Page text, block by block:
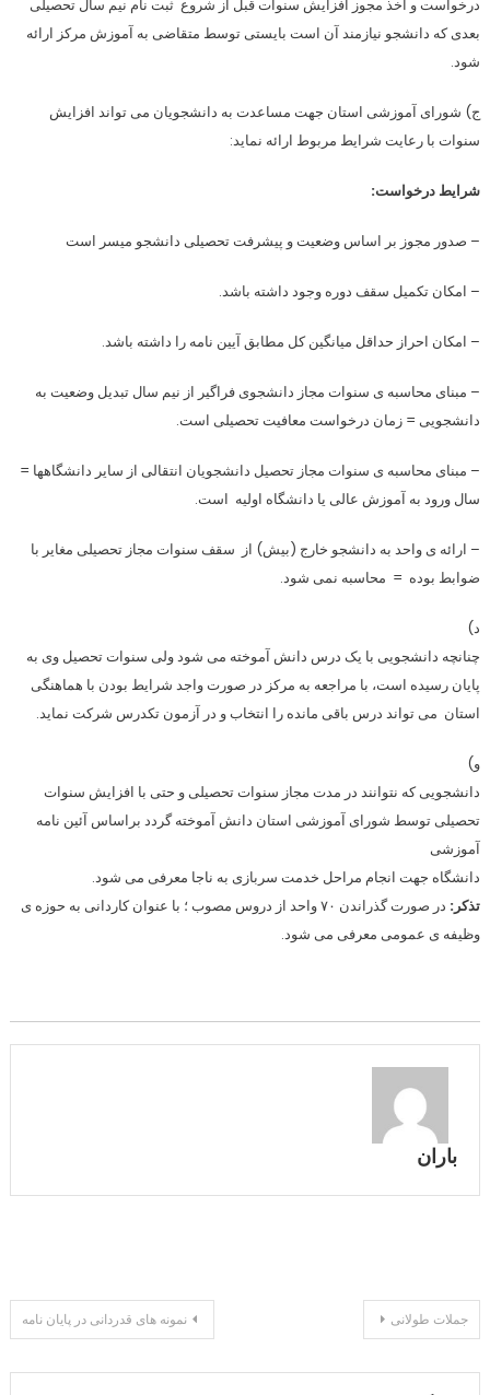
درخواست و اخذ مجوز افزایش سنوات قبل از شروع ثبت نام نیم سال تحصیلی
بعدی که دانشجو نیازمند آن است بایستی توسط متقاضی به آموزش مرکز ارائه
شود.
ج) شورای آموزشی استان جهت مساعدت به دانشجویان می تواند افزایش
سنوات با رعایت شرایط مربوط ارائه نماید:
شرایط درخواست:
– صدور مجوز بر اساس وضعیت و پیشرفت تحصیلی دانشجو میسر است
– امکان تکمیل سقف دوره وجود داشته باشد.
– امکان احراز حداقل میانگین کل مطابق آیین نامه را داشته باشد.
– مبنای محاسبه ی سنوات مجاز دانشجوی فراگیر از نیم سال تبدیل وضعیت به
دانشجویی = زمان درخواست معافیت تحصیلی است.
– مبنای محاسبه ی سنوات مجاز تحصیل دانشجویان انتقالی از سایر دانشگاهها =
سال ورود به آموزش عالی یا دانشگاه اولیه است.
– ارائه ی واحد به دانشجو خارج (بیش) از سقف سنوات مجاز تحصیلی مغایر با
ضوابط بوده = محاسبه نمی شود.
د)
چنانچه دانشجویی با یک درس دانش آموخته می شود ولی سنوات تحصیل وی به
پایان رسیده است، با مراجعه به مرکز در صورت واجد شرایط بودن با هماهنگی
استان می تواند درس باقی مانده را انتخاب و در آزمون تکدرس شرکت نماید.
و)
دانشجویی که نتوانند در مدت مجاز سنوات تحصیلی و حتی با افزایش سنوات
تحصیلی توسط شورای آموزشی استان دانش آموخته گردد براساس آئین نامه
آموزشی
دانشگاه جهت انجام مراحل خدمت سربازی به ناجا معرفی می شود.
تذکر:
در صورت گذراندن ۷۰ واحد از دروس مصوب ؛ با عنوان کاردانی به حوزه ی
وظیفه ی عمومی معرفی می شود.
باران
راهبری
نوشته
نمونه های قدردانی در پایان نامه جملات طولانی